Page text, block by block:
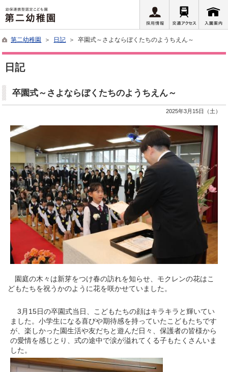
第二幼稚園 ＞ 日記 ＞ 卒園式～さよならぼくたちのようちえん～
日記
卒園式～さよならぼくたちのようちえん～
2025年3月15日（土）
園庭の木々は新芽をつけ春の訪れを知らせ、モクレンの花はこ
どもたちを祝うかのように花を咲かせていました。
3月15日の卒園式当日、こどもたちの顔はキラキラと輝いてい
ました。小学生になる喜びや期待感を持っていたこどもたちです
が、楽しかった園生活や友だちと遊んだ日々、保護者の皆様から
の愛情を感じとり、式の途中で涙が溢れてくる子もたくさんいま
した。